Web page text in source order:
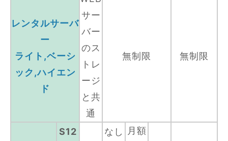
レンタルサーバ
ー
ライト,ベーシ
ック,ハイエン
ド
サー
バー
のス
トレ
ージ
と共
通
無制限 無制限
S12 なし
月額